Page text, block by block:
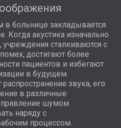
больнице закладывается
Когда акустика изначально
учреждения сталкиваются с
достигают более
пациентов и избегают
в будущем.
звука, его
в различные
шумом
наряду с
процессом.